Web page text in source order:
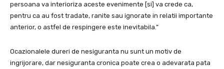
persoana va interioriza aceste evenimente [si] va crede ca,
pentru ca au fost tradate, ranite sau ignorate in relatii importante
anterior, o astfel de respingere este inevitabila.”
Ocazionalele dureri de nesiguranta nu sunt un motiv de
ingrijorare, dar nesiguranta cronica poate crea o adevarata pata